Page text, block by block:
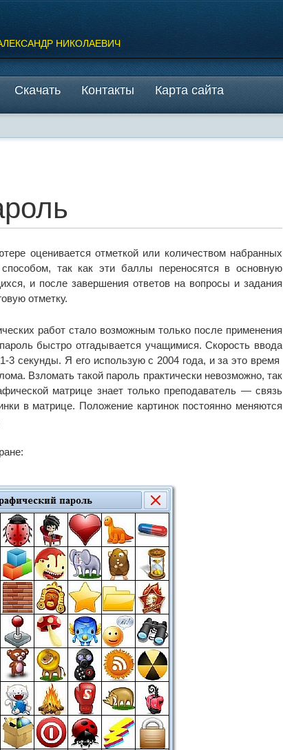
НИКОЛАЕВИЧ
Скачать Контакты Карта сайта
оценивается отметкой или количеством набранных
так как эти баллы переносятся в основную
и после завершения ответов на вопросы и задания
отметку.
работ стало возможным только после применения
быстро отгадывается учащимися. Скорость ввода
3 секунды. Я его использую с 2004 года, и за это время
Взломать такой пароль практически невозможно, так
матрице знает только преподаватель — связь
в матрице. Положение картинок постоянно меняются